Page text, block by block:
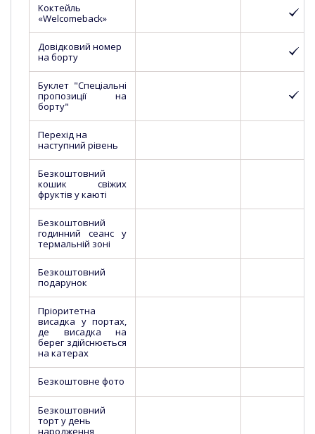
Коктейль
«Welcomeback»
Довідковий номер
на борту
Буклет "Спеціальні
пропозиції на
борту"
Перехід на
наступний рівень
Безкоштовний
кошик свіжих
фруктів у каюті
Безкоштовний
годинний сеанс у
термальній зоні
Безкоштовний
подарунок
Пріоритетна
висадка у портах,
де висадка на
берег здійснюється
на катерах
Безкоштовне фото
Безкоштовний
торт у день
народження